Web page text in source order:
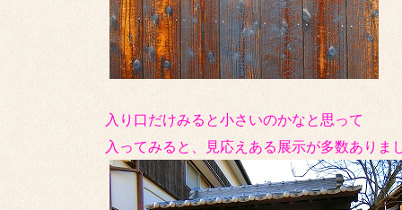
入り口だけみると小さいのかなと思って
入ってみると、見応えある展示が多数ありま